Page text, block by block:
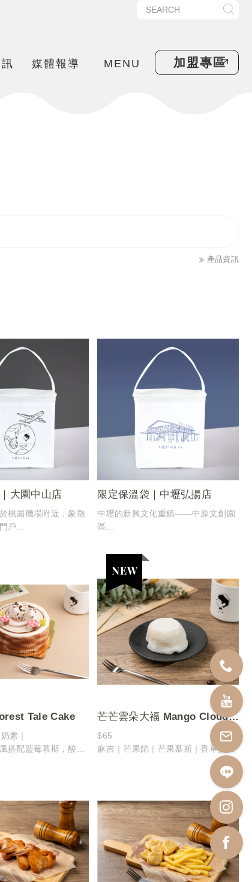
媒體報導 MENU 加盟專區
產品資訊
大園中山店
桃園機場附近，象徵
戶
陪伴您環遊世界的理
，這款保溫袋都能保
行中都能享受玉津咖
限定保溫袋｜中壢弘揚店
中壢的新興文化重鎮——中原文創園
區
集和免費展覽
吸引著四方八面的文化愛好者和遊客
這款限定保溫袋，正是為了紀念這片
充滿創意與活力的園區而設計
讓您在享受文化饗宴的同時，也能保
持飲品的溫度
Tale Cake
素｜
搭配藍莓慕斯，酸甜
芒芒雲朵大福 Mango Cloud
Mochi
$65
麻吉｜芒果餡｜芒果慕斯｜香草蛋糕
內餡濃郁香甜的芒果餡，果香濃郁、
特別加入Q彈麻糬層，增添咀嚼的樂
趣與驚喜
與柔軟香草蛋糕體相互交織，讓口感
更添層次